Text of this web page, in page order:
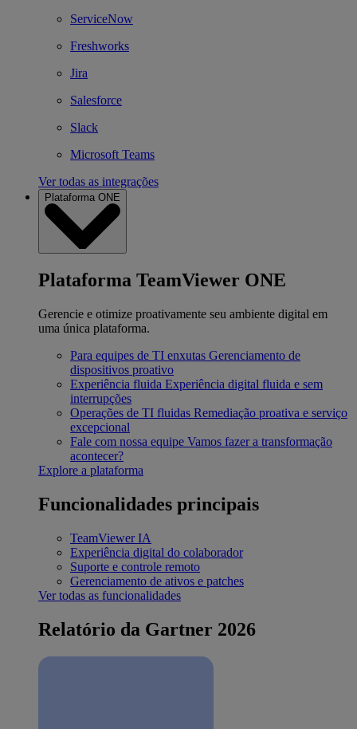
ServiceNow
Freshworks
Jira
Salesforce
Slack
Microsoft Teams
Ver todas as integrações
Plataforma ONE
Plataforma TeamViewer ONE
Gerencie e otimize proativamente seu ambiente digital em
uma única plataforma.
Para equipes de TI enxutas Gerenciamento de
dispositivos proativo
Experiência fluida Experiência digital fluida e sem
interrupções
Operações de TI fluidas Remediação proativa e serviço
excepcional
Fale com nossa equipe Vamos fazer a transformação
acontecer?
Explore a plataforma
Funcionalidades principais
TeamViewer IA
Experiência digital do colaborador
Suporte e controle remoto
Gerenciamento de ativos e patches
Ver todas as funcionalidades
Relatório da Gartner 2026